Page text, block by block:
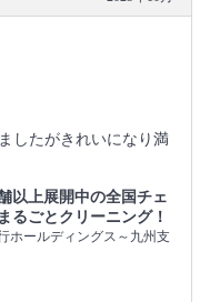
したがきれいになり満
以上展開中の全国チェ
るごとクリーニング！
ホールディングス～九州支